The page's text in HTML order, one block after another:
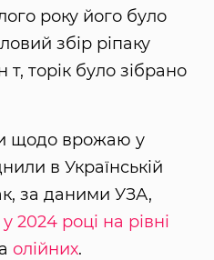
року його було
збір ріпаку
т, торік було зібрано
щодо врожаю у
в Українській
за даними УЗА,
2024 році на рівні
олійних.